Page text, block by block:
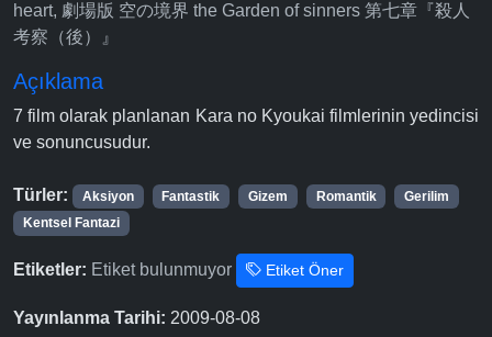
heart, 劇場版 空の境界 the Garden of sinners 第七章『殺人
考察（後）』
Açıklama
7 film olarak planlanan Kara no Kyoukai filmlerinin yedincisi
ve sonuncusudur.
Türler: Aksiyon Fantastik Gizem Romantik
Gerilim
Kentsel Fantazi
Etiketler: Etiket bulunmuyor Etiket Öner
Yayınlanma Tarihi: 2009-08-08